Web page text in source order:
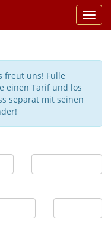
freut uns! Fülle
einen Tarif und los
separat mit seinen